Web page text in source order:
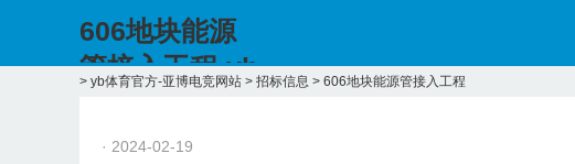
606地块能源
管接入工程-yb
> yb体育官方-亚博电竞网站 > 招标信息 > 606地块能源管接入工程
· 2024-02-19